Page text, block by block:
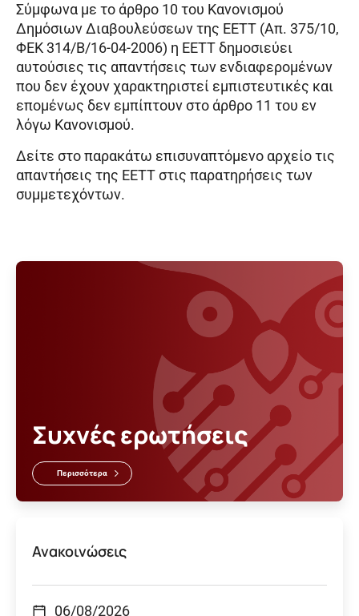
Σύμφωνα με το άρθρο 10 του Κανονισμού
Δημόσιων Διαβουλεύσεων της ΕΕΤΤ (Απ. 375/10,
ΦΕΚ 314/Β/16-04-2006) η ΕΕΤΤ δημοσιεύει
αυτούσιες τις απαντήσεις των ενδιαφερομένων
που δεν έχουν χαρακτηριστεί εμπιστευτικές και
επομένως δεν εμπίπτουν στο άρθρο 11 του εν
λόγω Κανονισμού.
Δείτε στο παρακάτω επισυναπτόμενο αρχείο τις
απαντήσεις της ΕΕΤΤ στις παρατηρήσεις των
συμμετεχόντων.
Συχνές ερωτήσεις
Περισσότερα
Ανακοινώσεις
06/08/2026